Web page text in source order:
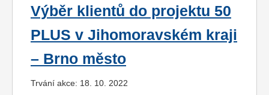
Výběr klientů do projektu 50
PLUS v Jihomoravském kraji
– Brno město
Trvání akce: 18. 10. 2022